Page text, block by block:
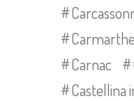
Carnac
Castellina